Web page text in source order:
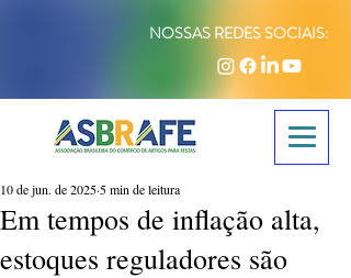
NOSSAS REDES SOCIAIS:
Em tempos de inflação alta,
estoques reguladores são
10 de jun. de 2025 5 min de leitura